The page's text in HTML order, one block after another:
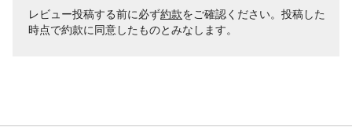
レビュー投稿する前に必ず約款をご確認ください。投稿した
時点で約款に同意したものとみなします。